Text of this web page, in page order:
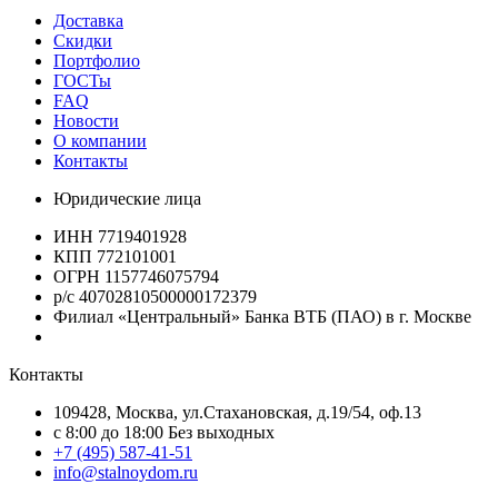
Доставка
Скидки
Портфолио
ГОСТы
FAQ
Новости
О компании
Контакты
Юридические лица
ИНН 7719401928
КПП 772101001
ОГРН 1157746075794
р/с 40702810500000172379
Филиал «Центральный» Банка ВТБ (ПАО) в г. Москве
Контакты
109428, Москва, ул.Стахановская, д.19/54, оф.13
c 8:00 до 18:00 Без выходных
+7 (495) 587-41-51
info@stalnoydom.ru